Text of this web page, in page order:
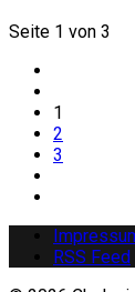
Seite 1 von 3
1
2
3
RSS Feed